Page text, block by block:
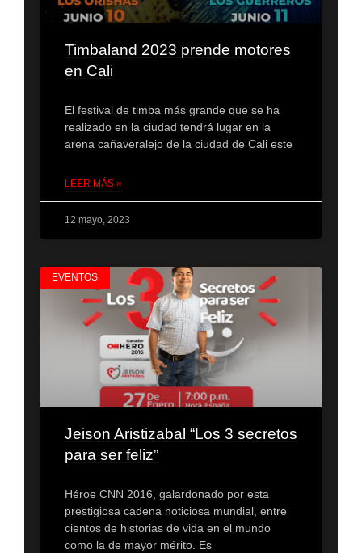
Timbaland 2023 prende motores
en Cali
El festival de timba más grande que se ha
realizado en la ciudad tendrá lugar en la
arena cañaveralejo de la ciudad de Cali este
LEER MÁS »
12 mayo, 2023
EVENTOS
Jeison Aristizabal “Los 3 secretos
para ser feliz”
Héroe CNN 2016, galardonado por esta
prestigiosa cadena noticiosa mundial, entre
cientos de historias de vida en el mundo
como la de mayor mérito. Es